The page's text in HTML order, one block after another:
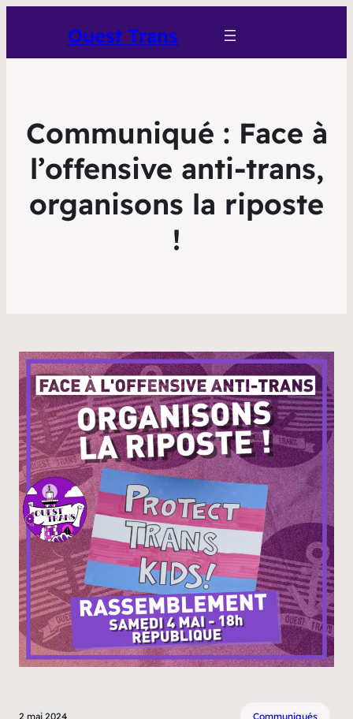
Ouest Trans
Communiqué : Face à
l’offensive anti-trans,
organisons la riposte
!
2 mai 2024 Communiqués